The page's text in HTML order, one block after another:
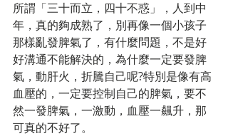
所謂「三十而立，四十不惑」，人到中
年，真的夠成熟了，別再像一個小孩子
那樣亂發脾氣了，有什麼問題，不是好
好溝通不能解決的，為什麼一定要發脾
氣，動肝火，折騰自己呢?特別是像有高
血壓的，一定要控制自己的脾氣，要不
然一發脾氣，一激動，血壓一飆升，那
可真的不好了。